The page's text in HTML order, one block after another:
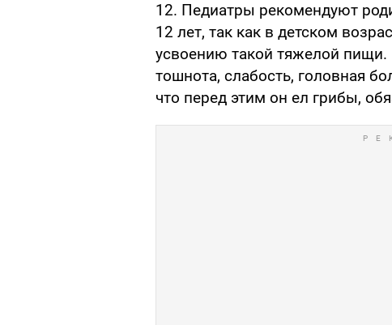
12. Педиатры рекомендуют
12 лет, так как в детском
усвоению такой тяжелой пищи.
тошнота, слабость, головная
что перед этим он ел грибы,